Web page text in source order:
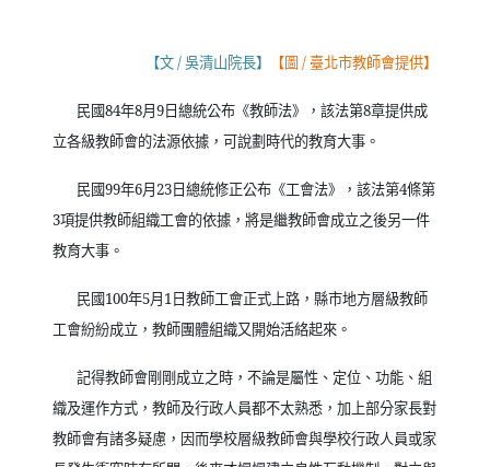
【文/吳清山院長】 【圖/臺北市教師會提供】
民國84年8月9日總統公布《教師法》，該法第8章提供成
立各級教師會的法源依據，可說劃時代的教育大事。
民國99年6月23日總統修正公布《工會法》，該法第4條第
3項提供教師組織工會的依據，將是繼教師會成立之後另一件
教育大事。
民國100年5月1日教師工會正式上路，縣市地方層級教師
工會紛紛成立，教師團體組織又開始活絡起來。
記得教師會剛剛成立之時，不論是屬性、定位、功能、組
織及運作方式，教師及行政人員都不太熟悉，加上部分家長對
教師會有諸多疑慮，因而學校層級教師會與學校行政人員或家